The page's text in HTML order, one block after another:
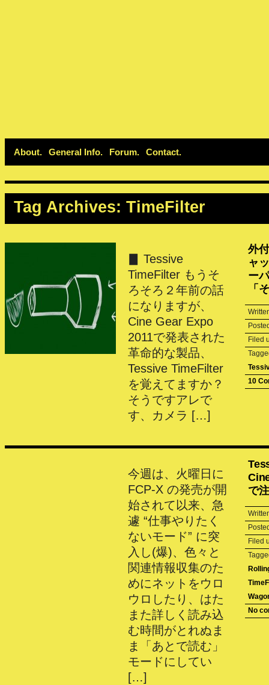
About General Info Forum Contact
Tag Archives: TimeFilter
外
ャ
ー
「
Filed
10
▊ Tessive
TimeFilter もうそ
ろそろ２年前の話
になりますが、
Cine Gear Expo
2011で発表された
革命的な製品、
Tessive TimeFilter
を覚えてますか？
そうですアレで
す、カメラ […]
で
Filed
No
今週は、火曜日に
FCP-X の発売が開
始されて以来、急
遽 “仕事やりたく
ないモード” に突
入し(爆)、色々と
関連情報収集のた
めにネットをウロ
ウロしたり、はた
また詳しく読み込
む時間がとれぬま
ま「あとで読む」
モードにしてい
[…]